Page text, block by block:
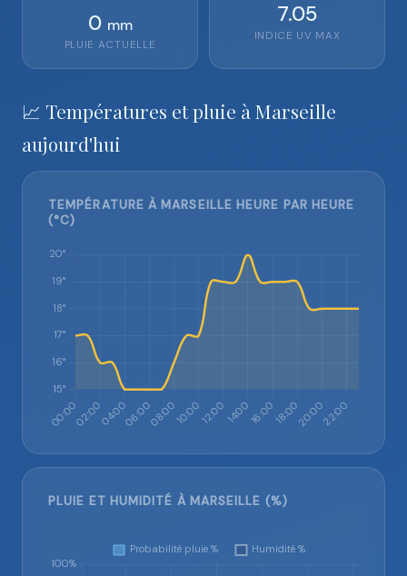
0 mm
PLUIE ACTUELLE
7.05
INDICE UV MAX
📈 Températures et pluie à Marseille
aujourd'hui
TEMPÉRATURE À MARSEILLE HEURE PAR HEURE
(°C)
PLUIE ET HUMIDITÉ À MARSEILLE (%)